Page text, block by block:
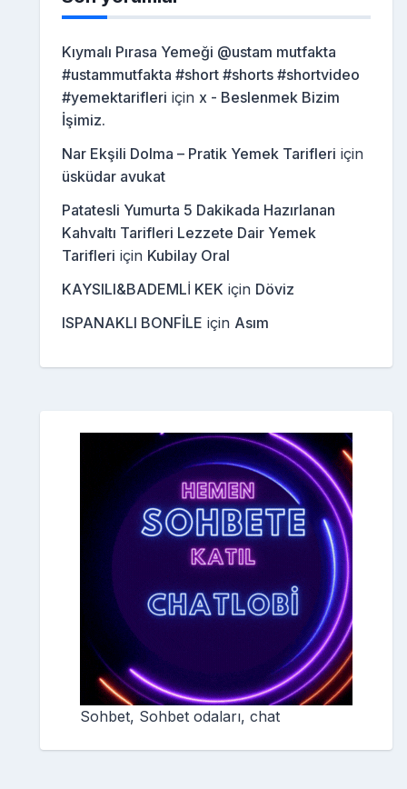
Kıymalı Pırasa Yemeği @ustam mutfakta
#ustammutfakta #short #shorts #shortvideo
#yemektarifleri için x - Beslenmek Bizim
İşimiz.
Nar Ekşili Dolma – Pratik Yemek Tarifleri için
üsküdar avukat
Patatesli Yumurta 5 Dakikada Hazırlanan
Kahvaltı Tarifleri Lezzete Dair Yemek
Tarifleri için Kubilay Oral
KAYSILI&BADEMLİ KEK için Döviz
ISPANAKLI BONFİLE için Asım
Sohbet, Sohbet odaları, chat